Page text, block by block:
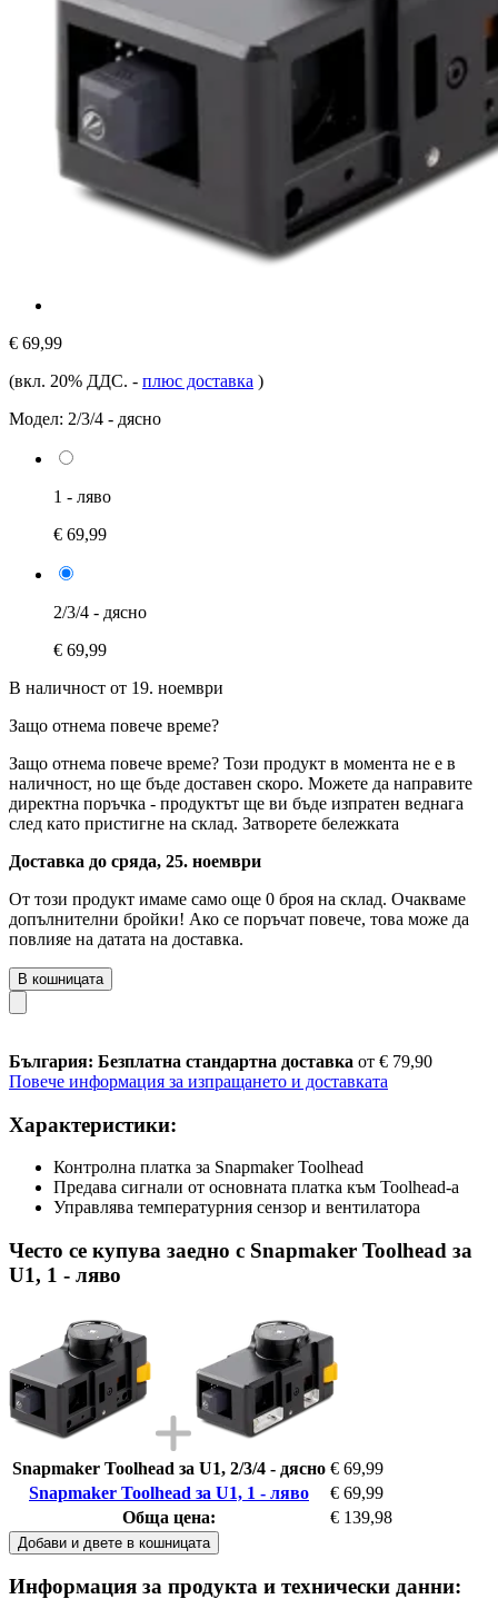
€ 69,99
(вкл. 20% ДДС. - плюс доставка )
Модел: 2/3/4 - дясно
1 - ляво
€ 69,99
2/3/4 - дясно
€ 69,99
В наличност от 19. ноември
Защо отнема повече време?
Защо отнема повече време? Този продукт в момента не е в
наличност, но ще бъде доставен скоро. Можете да направите
директна поръчка - продуктът ще ви бъде изпратен веднага
след като пристигне на склад. Затворете бележката
Доставка до сряда, 25. ноември
От този продукт имаме само още 0 броя на склад. Очакваме
допълнителни бройки! Ако се поръчат повече, това може да
повлияе на датата на доставка.
В кошницата
България: Безплатна стандартна доставка от € 79,90
Повече информация за изпращането и доставката
Характеристики:
Контролна платка за Snapmaker Toolhead
Предава сигнали от основната платка към Toolhead-а
Управлява температурния сензор и вентилатора
Често се купува заедно с Snapmaker Toolhead за
U1, 1 - ляво
Snapmaker Toolhead за U1, 2/3/4 - дясно € 69,99
Snapmaker Toolhead за U1, 1 - ляво
€ 69,99
Обща цена:
€ 139,98
Добави и двете в кошницата
Информация за продукта и технически данни: